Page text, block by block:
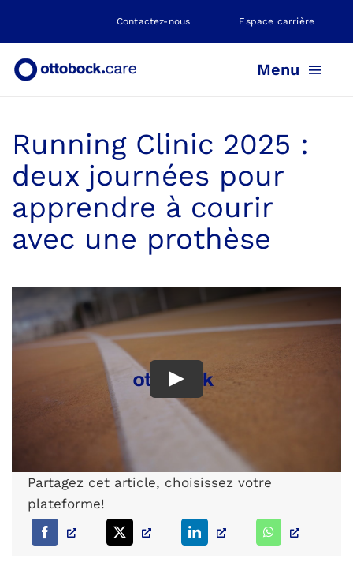
Contactez-nous Espace carrière
Menu
PROTHÈSE
ORTHÈSE
POSITIONNEMENT
NEUROMOBILITÉ
NOS AGENCES
PARCOURS PATIENT
Running Clinic 2025 :
deux journées pour
apprendre à courir
avec une prothèse
Partagez cet article, choisissez votre
plateforme!